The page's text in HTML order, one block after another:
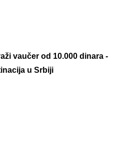
vaučer od 10.000 dinara -
u Srbiji